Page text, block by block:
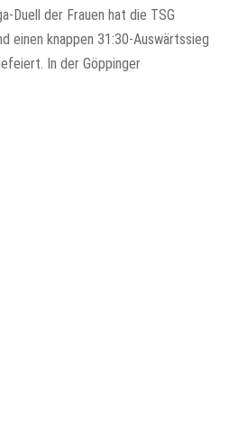
Duell der Frauen hat die TSG
einen knappen 31:30-Auswärtssieg
In der Göppinger